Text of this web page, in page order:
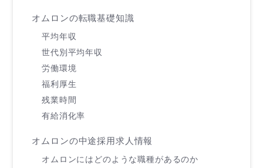
オムロンの転職基礎知識
平均年収
世代別平均年収
労働環境
福利厚生
残業時間
有給消化率
オムロンの中途採用求人情報
オムロンにはどのような職種があるのか